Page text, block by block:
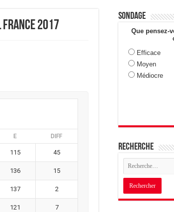
2017
E DIFF
115 45
136 15
137 2
121 7
Sondage
Que pensez-
Efficace
Moyen
Médiocre
Recherche